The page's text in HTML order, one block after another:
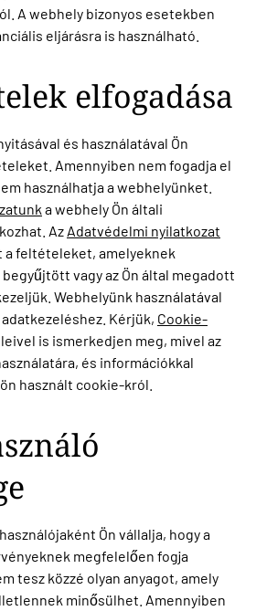
A webhely bizonyos esetekben
eljárásra is használható.
elfogadása
és használatával Ön
Amennyiben nem fogadja el
használhatja a webhelyünket.
a webhely Ön általi
Az Adatvédelmi nyilatkozat
a feltételeket, amelyeknek
vagy az Ön által megadott
Webhelyünk használatával
Kérjük, Cookie-
is ismerkedjen meg, mivel az
és információkkal
használt cookie-król.
Ön vállalja, hogy a
megfelelően fogja
tesz közzé olyan anyagot, amely
minősülhet. Amennyiben